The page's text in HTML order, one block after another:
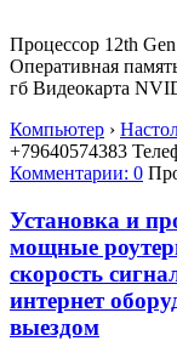
Процессор 12th
Оперативная
гб Видеокарта
Компьютер ›
+79640574383
Комментарии: 0
Установка и
мощные
скорость
интернет
выездом